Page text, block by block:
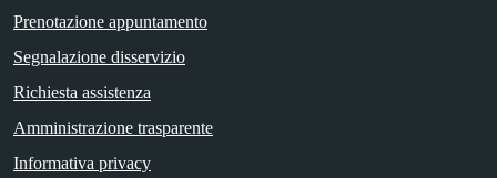
Prenotazione appuntamento
Segnalazione disservizio
Richiesta assistenza
Amministrazione trasparente
Informativa privacy